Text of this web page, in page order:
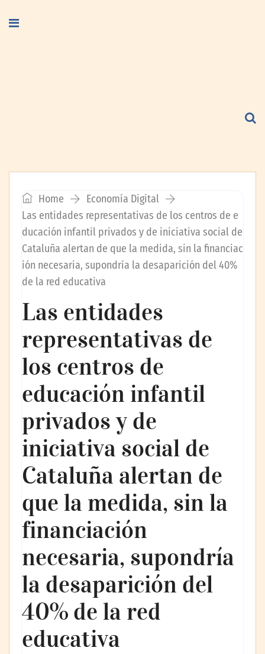
Home
Economía Digital
Las entidades representativas de los centros de e
ducación infantil privados y de iniciativa social de
Cataluña alertan de que la medida, sin la financiac
ión necesaria, supondría la desaparición del 40%
de la red educativa
Las entidades
representativas de
los centros de
educación infantil
privados y de
iniciativa social de
Cataluña alertan de
que la medida, sin la
financiación
necesaria, supondría
la desaparición del
40% de la red
educativa